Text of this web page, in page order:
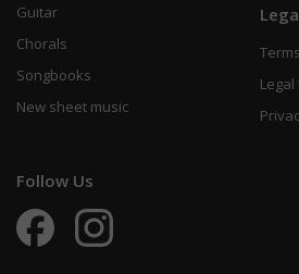
Guitar
Chorals
Songbooks
New sheet music
Follow Us